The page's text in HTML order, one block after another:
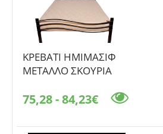
ΚΡΕΒΑΤΙ ΗΜΙΜΑΣΙΦ
ΜΕΤΑΛΛΟ ΣΚΟΥΡΙΑ
75,28 - 84,23€